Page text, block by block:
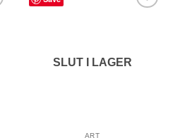
SLUT I LAGER
ART